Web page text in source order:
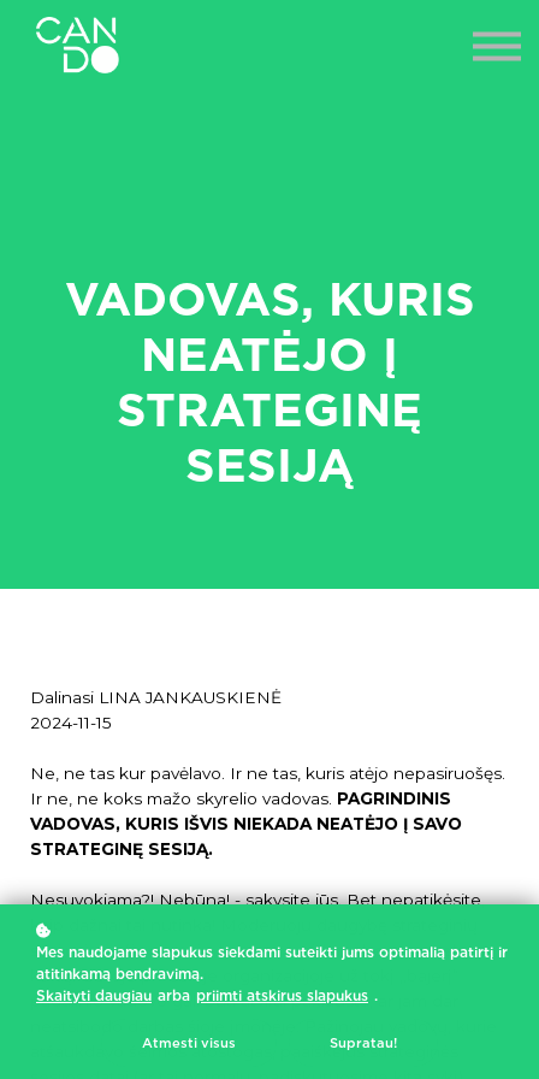
VADOVAS, KURIS
NEATĖJO Į
STRATEGINĘ
SESIJĄ
Dalinasi LINA JANKAUSKIENĖ
2024-11-15
Ne, ne tas kur pavėlavo. Ir ne tas, kuris atėjo nepasiruošęs.
Ir ne, ne koks mažo skyrelio vadovas. PAGRINDINIS
VADOVAS, KURIS IŠVIS NIEKADA NEATĖJO Į SAVO
STRATEGINĘ SESIJĄ.
Nesuvokiama?! Nebūna! - sakysite jūs. Bet nepatikėsite,
kaip dažnai tai nutinka! Moderuoju daugybę strateginių
sesijų, ir su šia situacija kasmet susiduriu bent po keletą
kartų. Geroje privačioje organizacijoje už tokį „bajerį“
padalinio vadovo gali būti atvirai paklausta, ar jam dar
atšaukdavo šeimos atostogas, paaiškėjus strateginės
Mes naudojame slapukus siekdami suteikti jums optimalią patirtį ir
atitinkamą bendravimą.
Skaityti daugiau arba priimti atskirus slapukus .
Atmesti visus Supratau!